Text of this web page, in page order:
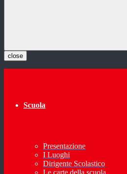
close
Scuola
Presentazione
I Luoghi
Dirigente Scolastico